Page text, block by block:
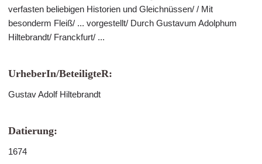
verfasten beliebigen Historien und Gleichnüssen/ / Mit
besonderm Fleiß/ ... vorgestellt/ Durch Gustavum Adolphum
Hiltebrandt/ Franckfurt/ ...
UrheberIn/BeteiligteR:
Gustav Adolf Hiltebrandt
Datierung:
1674